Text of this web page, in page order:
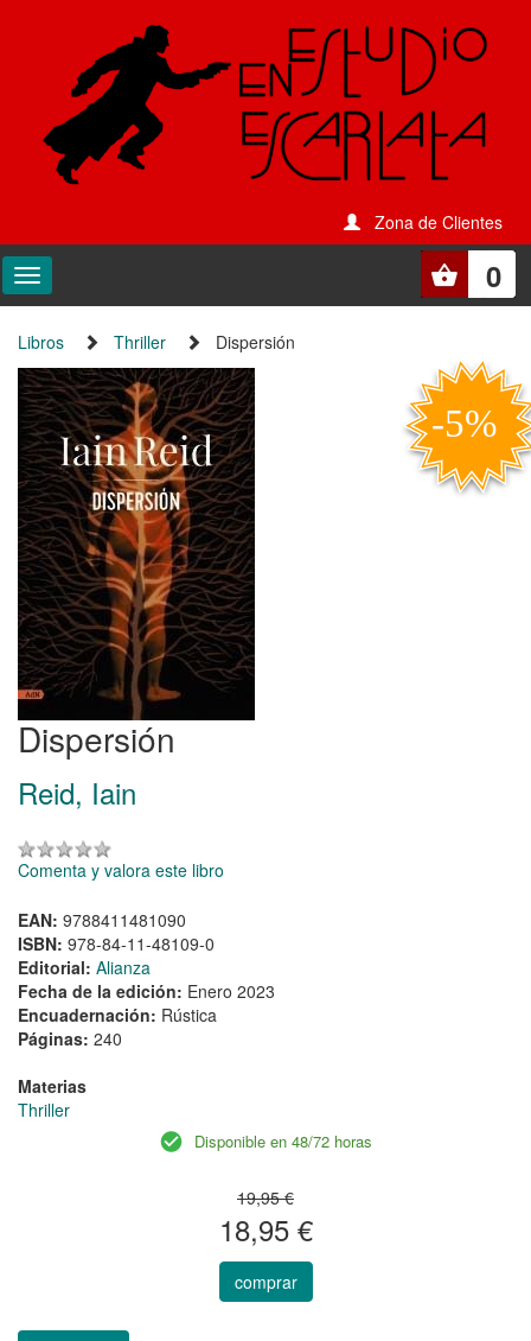
Zona de Clientes
0
Libros Thriller Dispersión
Dispersión
Reid, Iain
Comenta y valora este libro
EAN: 9788411481090
ISBN: 978-84-11-48109-0
Editorial: Alianza
Fecha de la edición: Enero 2023
Encuadernación: Rústica
Páginas: 240
Materias
Thriller
Disponible en 48/72 horas
19,95 €
18,95 €
comprar